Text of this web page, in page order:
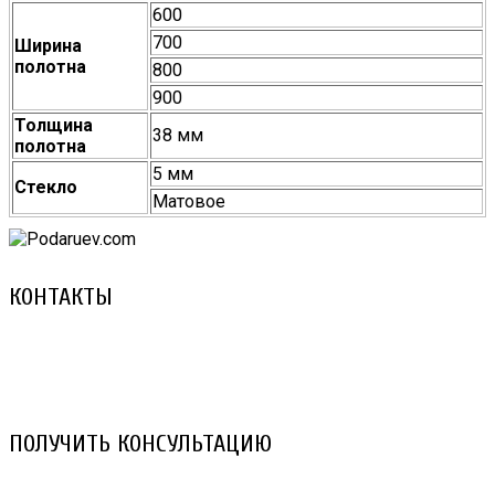
Ширина
полотна
600
700
800
900
Толщина
полотна
38 мм
Стекло
5 мм
Матовое
КОНТАКТЫ
ПОЛУЧИТЬ КОНСУЛЬТАЦИЮ